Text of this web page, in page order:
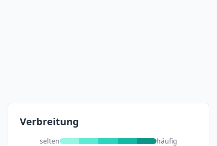
Verbreitung
selten häufig